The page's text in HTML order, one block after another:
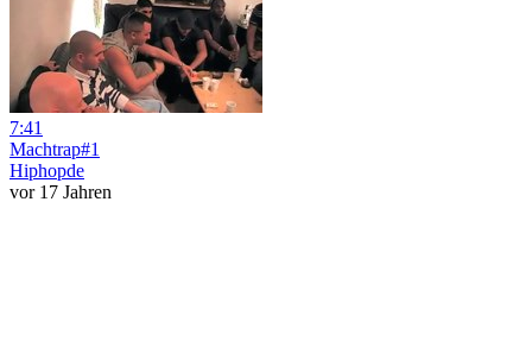
7:41
Machtrap#1
Hiphopde
vor 17 Jahren